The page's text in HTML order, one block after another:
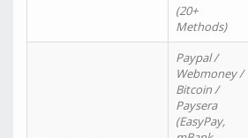
(20+
Methods)
Paypal /
Webmoney /
Bitcoin /
Paysera
(EasyPay,